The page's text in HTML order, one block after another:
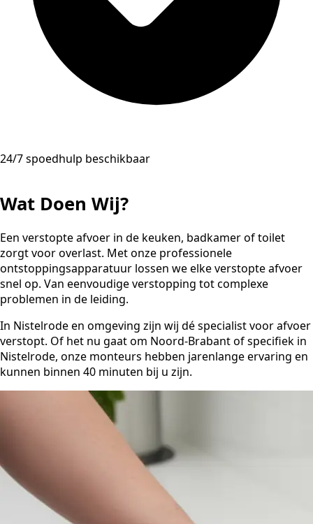
24/7 spoedhulp beschikbaar
Wat Doen Wij?
Een verstopte afvoer in de keuken, badkamer of toilet
zorgt voor overlast. Met onze professionele
ontstoppingsapparatuur lossen we elke verstopte afvoer
snel op. Van eenvoudige verstopping tot complexe
problemen in de leiding.
In Nistelrode en omgeving zijn wij dé specialist voor afvoer
verstopt. Of het nu gaat om Noord-Brabant of specifiek in
Nistelrode, onze monteurs hebben jarenlange ervaring en
kunnen binnen 40 minuten bij u zijn.